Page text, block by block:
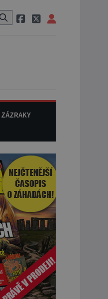
: Na americké městečko
ZÁZRAKY